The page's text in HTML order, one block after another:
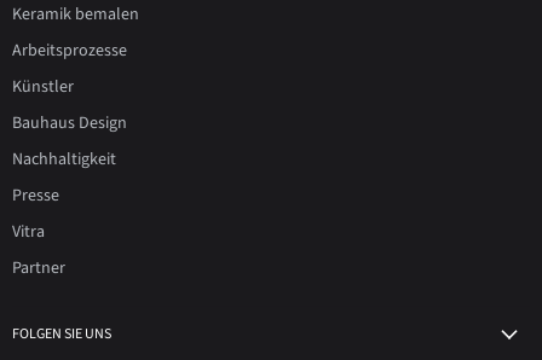
Keramik bemalen
Arbeitsprozesse
Künstler
Bauhaus Design
Nachhaltigkeit
Presse
Vitra
Partner
FOLGEN SIE UNS